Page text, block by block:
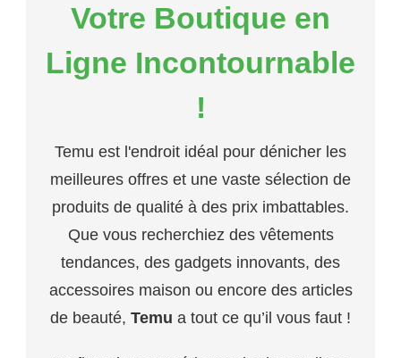
Votre Boutique en
Ligne Incontournable
!
Temu est l'endroit idéal pour dénicher les
meilleures offres et une vaste sélection de
produits de qualité à des prix imbattables.
Que vous recherchiez des vêtements
tendances, des gadgets innovants, des
accessoires maison ou encore des articles
de beauté, Temu a tout ce qu’il vous faut !